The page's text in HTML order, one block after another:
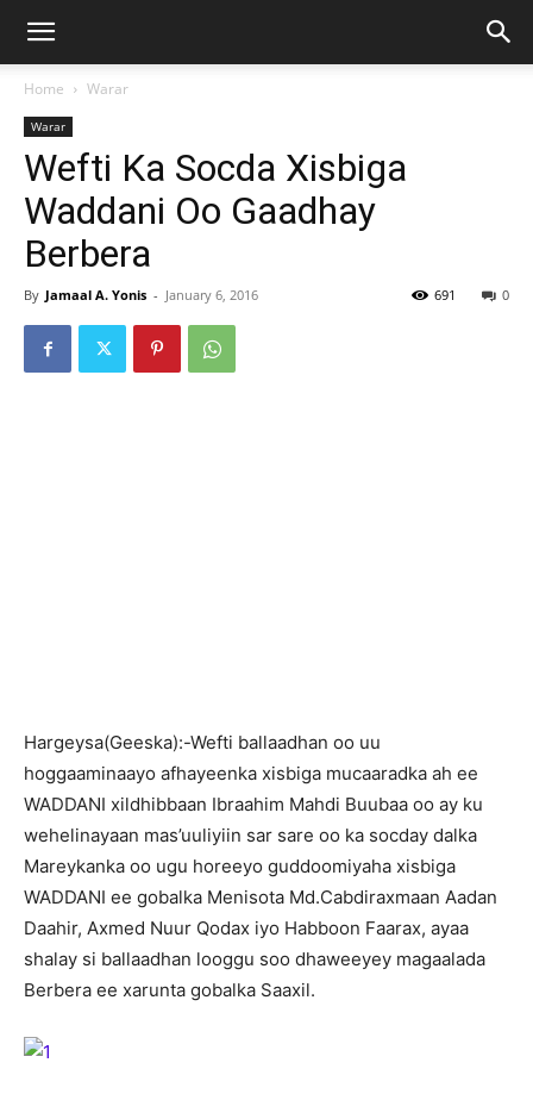
Home Warar
Warar
Wefti Ka Socda Xisbiga
Waddani Oo Gaadhay
Berbera
By Jamaal A. Yonis - January 6, 2016 0
691
Hargeysa(Geeska):-Wefti ballaadhan oo uu
hoggaaminaayo afhayeenka xisbiga mucaaradka ah ee
WADDANI xildhibbaan Ibraahim Mahdi Buubaa oo ay ku
wehelinayaan mas’uuliyiin sar sare oo ka socday dalka
Mareykanka oo ugu horeeyo guddoomiyaha xisbiga
WADDANI ee gobalka Menisota Md.Cabdiraxmaan Aadan
Daahir, Axmed Nuur Qodax iyo Habboon Faarax, ayaa
shalay si ballaadhan looggu soo dhaweeyey magaalada
Berbera ee xarunta gobalka Saaxil.